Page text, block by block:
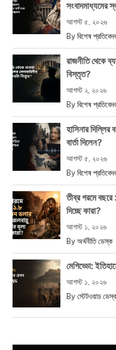
সংবাদমাধ্যমের
আগস্ট ৫, ২০২৬
By বিশেষ
রাজনীতি থেকে
বিস্তৃত?
আগস্ট ২, ২০২৬
By বিশেষ
হাসিনার দিল্লির
বার্তা দিলেন?
আগস্ট ৫, ২০২৬
By বিশেষ
তীব্র গরমে
দিচ্ছে কারা?
আগস্ট ১, ২০২৬
By অর্থনীতি ডেস্ক
মেগিড্ডো:
আগস্ট ১, ২০২৬
By স্টেটওয়াচ